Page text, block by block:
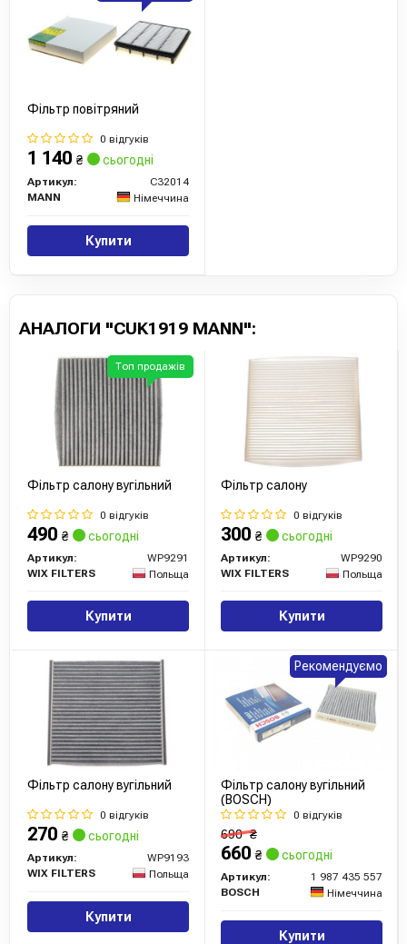
Фільтр повітряний
0 відгуків
1 140 ₴ сьогодні
Артикул:
C32014
MANN
Німеччина
Купити
АНАЛОГИ "CUK1919 MANN":
Фільтр салону вугільний
0 відгуків
490 ₴ сьогодні
Артикул:
WP9291
WIX FILTERS
Польща
Купити
Топ продажів
Фільтр салону
0 відгуків
300 ₴ сьогодні
Артикул:
WP9290
WIX FILTERS
Польща
Купити
Фільтр салону вугільний
0 відгуків
270 ₴ сьогодні
Артикул:
WP9193
WIX FILTERS
Польща
Купити
Фільтр салону вугільний
(BOSCH)
0 відгуків
690₴
660 ₴ сьогодні
Артикул:
1 987 435 557
BOSCH
Німеччина
Купити
Рекомендуємо